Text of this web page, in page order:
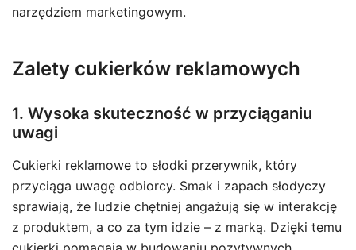
narzędziem marketingowym.
Zalety cukierków reklamowych
1. Wysoka skuteczność w przyciąganiu
uwagi
Cukierki reklamowe to słodki przerywnik, który
przyciąga uwagę odbiorcy. Smak i zapach słodyczy
sprawiają, że ludzie chętniej angażują się w interakcję
z produktem, a co za tym idzie – z marką. Dzięki temu